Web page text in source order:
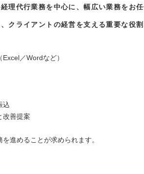
理代行業務を中心に、幅広い業務をお
クライアントの経営を支える重要な役
／Wordなど）
込
改善提案
進めることが求められます。